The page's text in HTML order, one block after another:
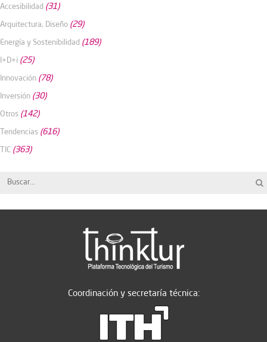
Accesibilidad (31)
Arquitectura, Diseño (29)
Energía y Sostenibilidad (189)
I+D+i (25)
Innovación (78)
Inversión (30)
Otros (142)
Tendencias (616)
TIC (363)
Coordinación y secretaría técnica: